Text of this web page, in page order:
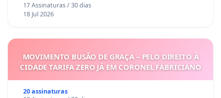
17 Assinaturas / 30 dias
18 Jul 2026
MOVIMENTO BUSÃO DE GRAÇA – PELO DIREITO À
CIDADE TARIFA ZERO JÁ EM CORONEL FABRICIANO
20 assinaturas